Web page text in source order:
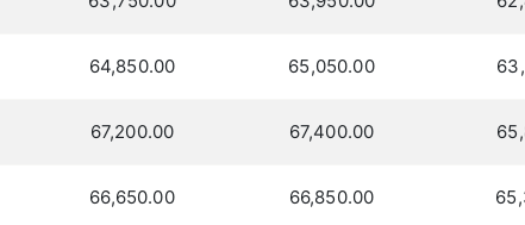
64,850.00 65,050.00
67,200.00 67,400.00
66,650.00 66,850.00